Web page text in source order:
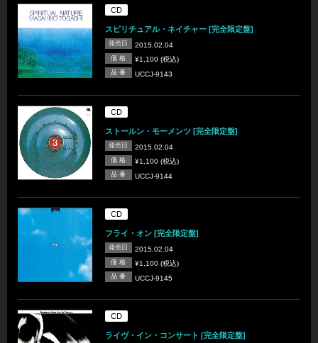
CD
スピリチュアル・ネイチャー [完全限定盤]
発売日 2015.02.04
価 格 ¥1,100 (税込)
品 番 UCCJ-9143
CD
ストールン・モーメンツ [完全限定盤]
発売日 2015.02.04
価 格 ¥1,100 (税込)
品 番 UCCJ-9144
CD
フライ・オン [完全限定盤]
発売日 2015.02.04
価 格 ¥1,100 (税込)
品 番 UCCJ-9145
CD
ライヴ・イン・コンサート [完全限定盤]